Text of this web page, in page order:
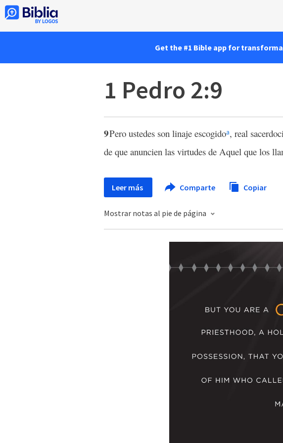
Get the #1 Bible app for
1 Pedro 2:9
9Pero ustedes son linaje escogidoa, real
de que anuncien las virtudes de Aquel que los
Leer más Comparte Copiar
Mostrar notas al pie de página